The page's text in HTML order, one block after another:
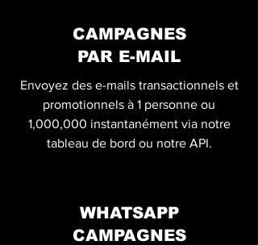
CAMPAGNES
PAR E-MAIL
Envoyez des e-mails transactionnels et
promotionnels à 1 personne ou
1,000,000 instantanément via notre
tableau de bord ou notre API.
WHATSAPP
CAMPAGNES